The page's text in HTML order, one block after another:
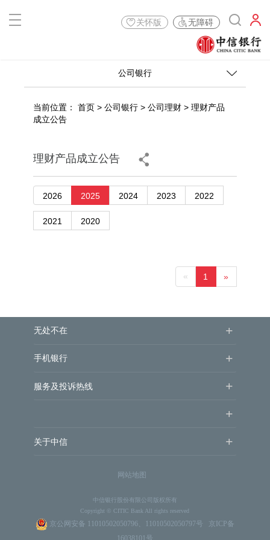
无障碍
关怀版
公司银行
当前位置：首页 >公司银行 >公司理财 >理财产品
成立公告
理财产品成立公告
2026 2025 2024 2023 2022
2021 2020
« 1 »
无处不在 +
手机银行 +
服务及投诉热线
+
+
关于中信 +
网站地图
中信银行股份有限公司版权所有
Copyright © CITIC Bank All rights reserved
京公网安备 11010502050796、11010502050797号
京ICP备
16038101号